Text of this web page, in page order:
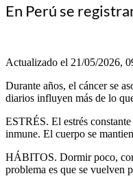
En Perú se
Actualizado el 21/05/2026,
Durante años, el cáncer se
diarios influyen más de lo
ESTRÉS. El estrés
inmune. El cuerpo se
HÁBITOS. Dormir poco,
problema es que se vuelven